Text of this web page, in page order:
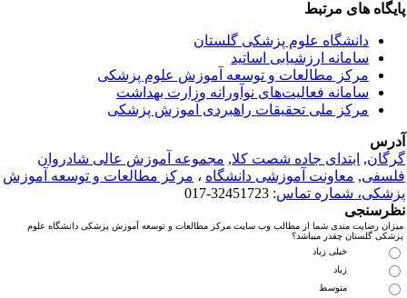
های مرتبط
دانشگاه علوم پزشکی گلستان
سامانه ارزشیابی اساتید
مرکز مطالعات و توسعه آموزش علوم پزشکی
سامانه فعالیت‌های نوآورانه وزارت بهداشت
مرکز ملی تحقیقات راهبردی آموزش پزشکی
, ابتدای جاده شصت کلا, مجموعه آموزش عالی شادروان
, معاونت آموزشی دانشگاه، مرکز مطالعات و توسعه آموزش
شماره تماس : 32451723-017
میزان رضایت مندی شما از مطالب وب سایت مرکز مطالعات و توسعه آموزش پزشکی دانشگاه علوم
پزشکی گلستان چقدر میباشد؟
خیلی زیاد
زیاد
متوسط